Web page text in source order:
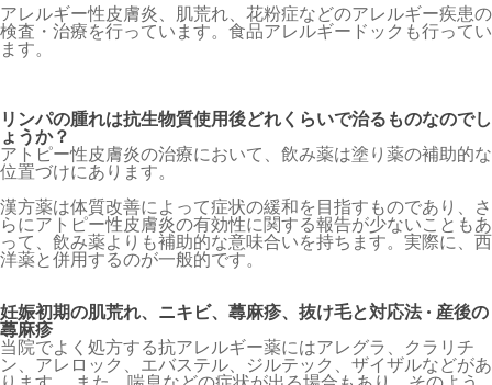
アレルギー性皮膚炎、肌荒れ、花粉症などのアレルギー疾患の
検査・治療を行っています。食品アレルギードックも行ってい
ます。
リンパの腫れは抗生物質使用後どれくらいで治るものなのでし
ょうか？
アトピー性皮膚炎の治療において、飲み薬は塗り薬の補助的な
位置づけにあります。
漢方薬は体質改善によって症状の緩和を目指すものであり、さ
らにアトピー性皮膚炎の有効性に関する報告が少ないこともあ
って、飲み薬よりも補助的な意味合いを持ちます。実際に、西
洋薬と併用するのが一般的です。
妊娠初期の肌荒れ、ニキビ、蕁麻疹、抜け毛と対応法 · 産後の
蕁麻疹
当院でよく処方する抗アレルギー薬にはアレグラ、クラリチ
ン、アレロック、エバステル、ジルテック、ザイザルなどがあ